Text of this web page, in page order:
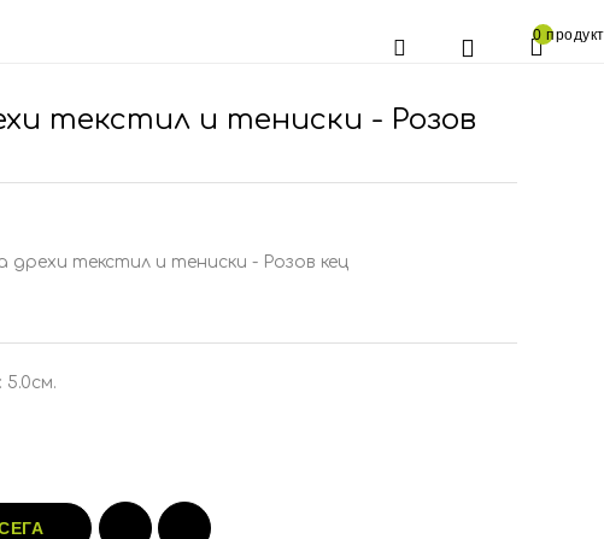
0
текстил и тениски - Розов
дрехи текстил и тениски - Розов кец